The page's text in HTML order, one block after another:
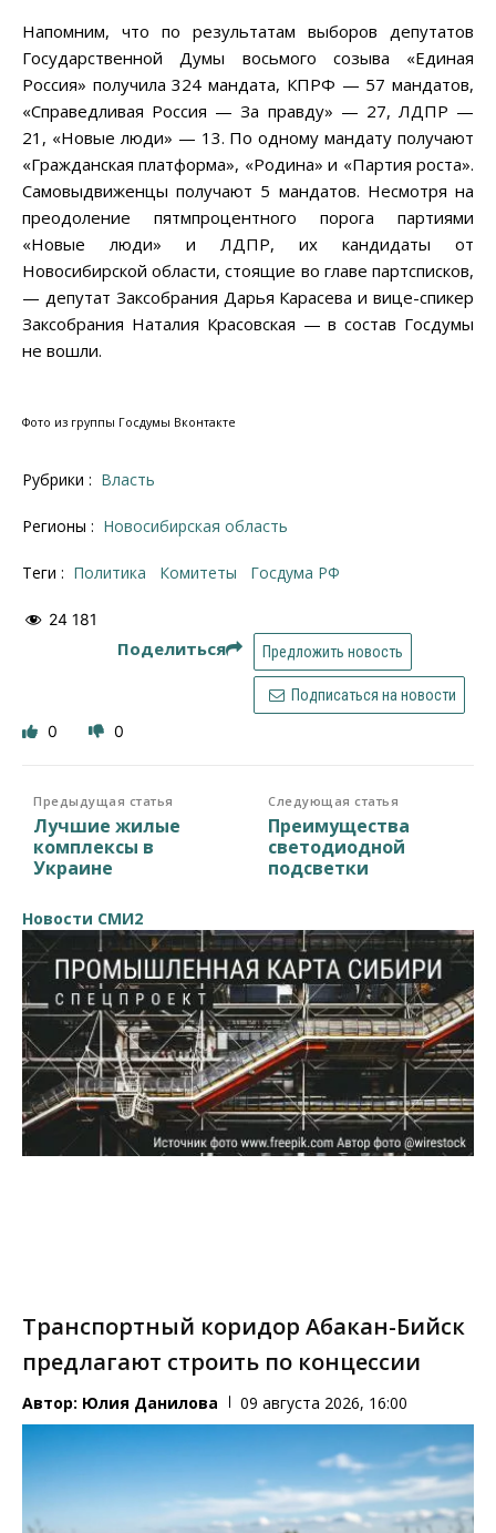
Напомним, что по результатам выборов депутатов
Государственной Думы восьмого созыва «Единая
Россия» получила 324 мандата, КПРФ — 57 мандатов,
«Справедливая Россия — За правду» — 27, ЛДПР —
21, «Новые люди» — 13. По одному мандату получают
«Гражданская платформа», «Родина» и «Партия роста».
Самовыдвиженцы получают 5 мандатов. Несмотря на
преодоление пятмпроцентного порога партиями
«Новые люди» и ЛДПР, их кандидаты от
Новосибирской области, стоящие во главе партсписков,
— депутат Заксобрания Дарья Карасева и вице-спикер
Заксобрания Наталия Красовская — в состав Госдумы
не вошли.
Фото из группы Госдумы Вконтакте
Рубрики : Власть
Регионы : Новосибирская область
Теги : политика комитеты Госдума РФ
24 181
Поделиться Предложить новость
Подписаться на новости
0 0
Предыдущая статья
Лучшие жилые
комплексы в
Украине
Следующая статья
Преимущества
светодиодной
подсветки
Новости СМИ2
Транспортный коридор Абакан-Бийск
предлагают строить по концессии
Автор: Юлия Данилова 09 августа 2026, 16:00